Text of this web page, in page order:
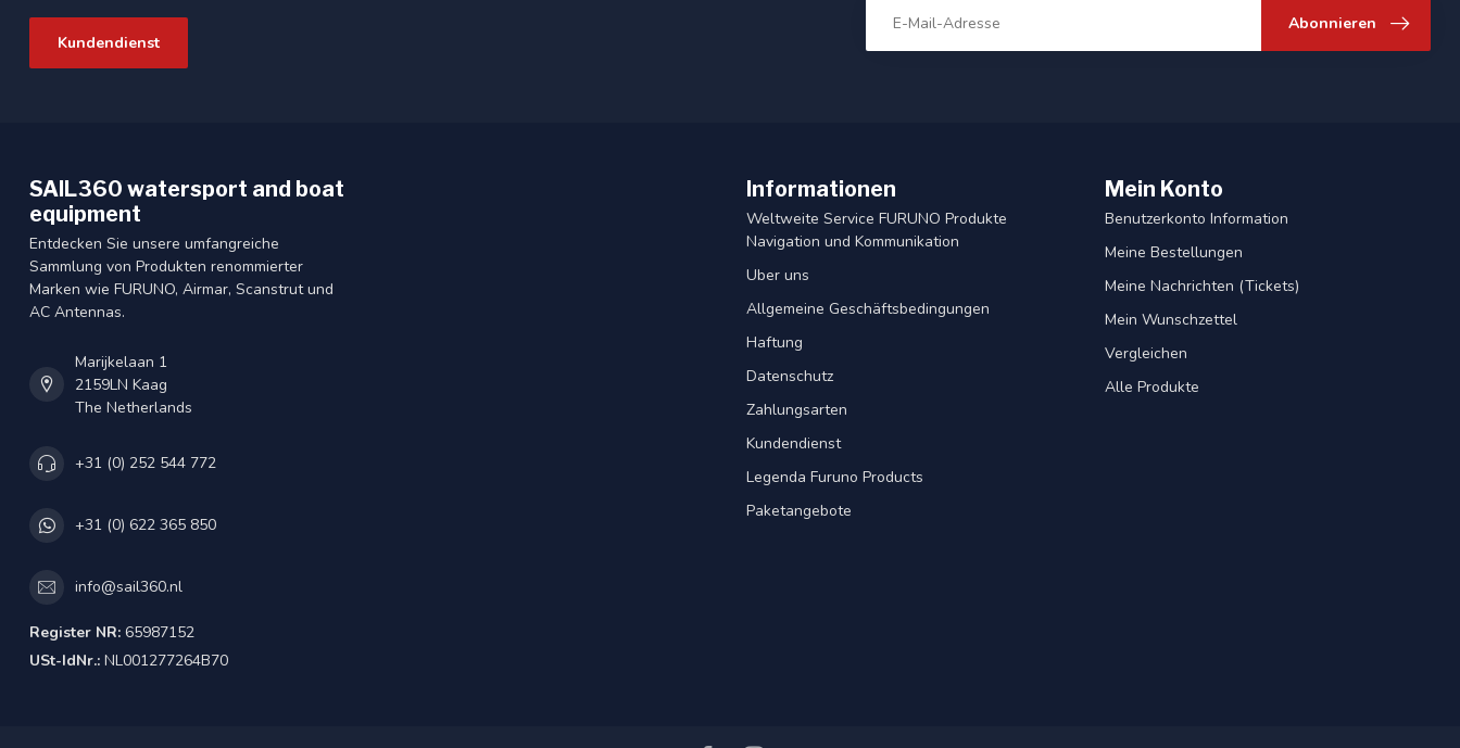
Kundendienst
Abonnieren
SAIL360 watersport and boat
equipment
Entdecken Sie unsere umfangreiche
Sammlung von Produkten renommierter
Marken wie FURUNO, Airmar, Scanstrut und
AC Antennas.
Marijkelaan 1
2159LN Kaag
The Netherlands
+31 (0) 252 544 772
+31 (0) 622 365 850
info@sail360.nl
Register NR: 65987152
USt-IdNr.: NL001277264B70
Informationen
Weltweite Service FURUNO Produkte
Navigation und Kommunikation
Uber uns
Allgemeine Geschäftsbedingungen
Haftung
Datenschutz
Zahlungsarten
Kundendienst
Legenda Furuno Products
Paketangebote
Mein Konto
Benutzerkonto Information
Meine Bestellungen
Meine Nachrichten (Tickets)
Mein Wunschzettel
Vergleichen
Alle Produkte